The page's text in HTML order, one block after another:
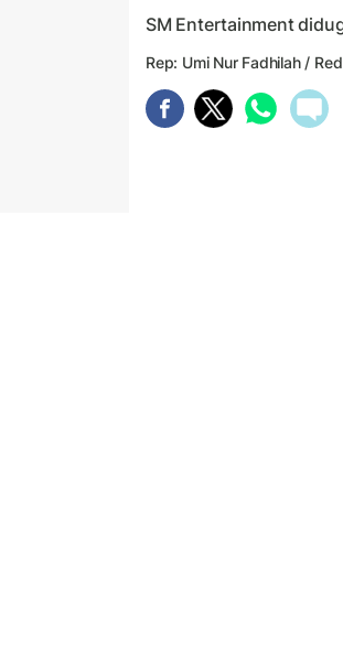
SM Entertainment
Rep: Umi Nur Fadhilah /